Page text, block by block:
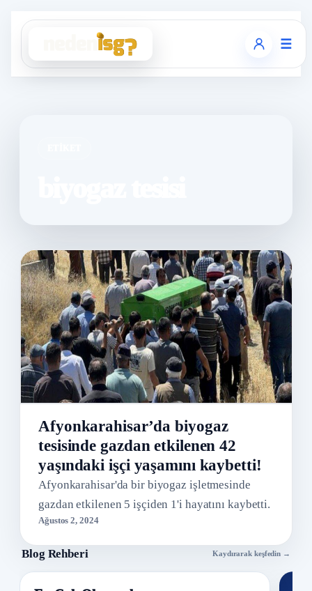
☰
Afyonkarahisar’da biyogaz
tesisinde gazdan etkilenen 42
yaşındaki işçi yaşamını kaybetti!
Afyonkarahisar'da bir biyogaz işletmesinde
gazdan etkilenen 5 işçiden 1'i hayatını kaybetti.
Ağustos 2, 2024
Blog Rehberi Kaydırarak keşfedin →